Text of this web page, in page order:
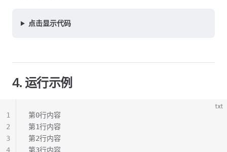
点击显示代码
4. 运行示例
txt
第0行内容
第1行内容
第2行内容
第3行内容
1
2
3
4